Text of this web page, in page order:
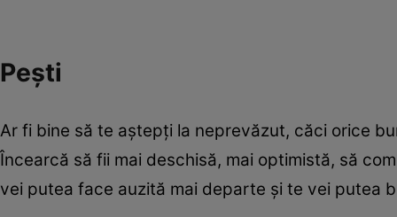
Peşti
Ar fi bine să te aştepţi la neprevăzut, căci orice
Încearcă să fii mai deschisă, mai optimistă, să
vei putea face auzită mai departe şi te vei putea